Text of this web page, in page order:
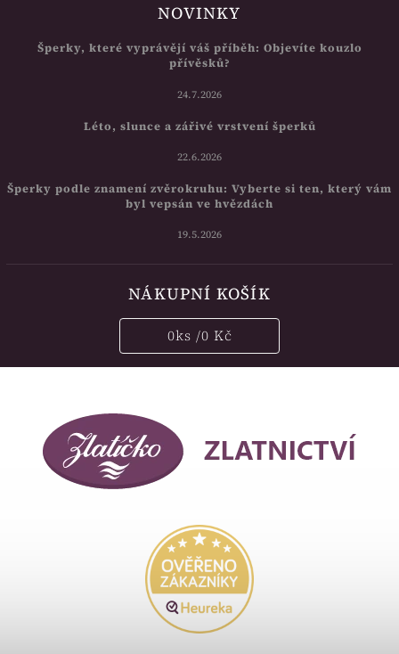
NOVINKY
Šperky, které vyprávějí váš příběh: Objevíte kouzlo
přívěsků?
24.7.2026
Léto, slunce a zářivé vrstvení šperků
22.6.2026
Šperky podle znamení zvěrokruhu: Vyberte si ten, který vám
byl vepsán ve hvězdách
19.5.2026
NÁKUPNÍ KOŠÍK
0ks /0 Kč